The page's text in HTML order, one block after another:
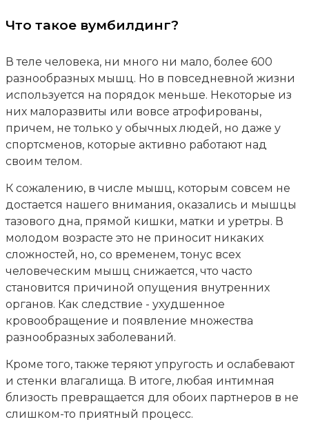
Что такое вумбилдинг?
В теле человека, ни много ни мало, более 600
разнообразных мышц. Но в повседневной жизни
используется на порядок меньше. Некоторые из
них малоразвиты или вовсе атрофированы,
причем, не только у обычных людей, но даже у
спортсменов, которые активно работают над
своим телом.
К сожалению, в числе мышц, которым совсем не
достается нашего внимания, оказались и мышцы
тазового дна, прямой кишки, матки и уретры. В
молодом возрасте это не приносит никаких
сложностей, но, со временем, тонус всех
человеческим мышц снижается, что часто
становится причиной опущения внутренних
органов. Как следствие - ухудшенное
кровообращение и появление множества
разнообразных заболеваний.
Кроме того, также теряют упругость и ослабевают
и стенки влагалища. В итоге, любая интимная
близость превращается для обоих партнеров в не
слишком-то приятный процесс.